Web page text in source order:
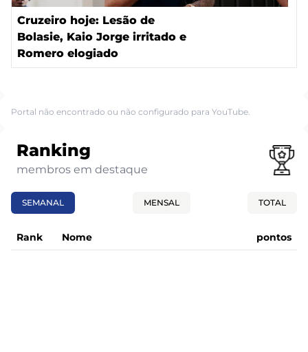
Cruzeiro hoje: Lesão de
Bolasie, Kaio Jorge irritado e
Romero elogiado
Portal não encontrado ou não configurado para YouTube.
Ranking
membros em destaque
SEMANAL MENSAL TOTAL
Rank Nome pontos